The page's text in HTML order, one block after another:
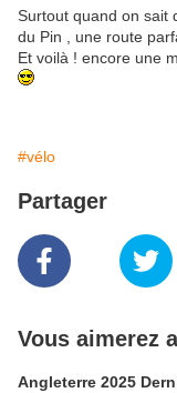
Surtout quand on sait
du Pin , une route
Et voilà ! encore une
#vélo
Partager
Vous aimerez
Angleterre 2025